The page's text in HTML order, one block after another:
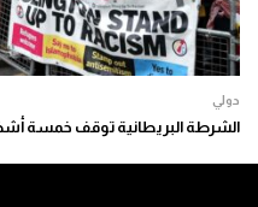
دولي
الشرطة البريطانية توقف خمسة